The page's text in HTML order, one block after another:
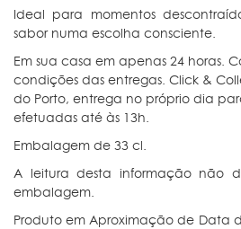
Ideal para momentos
sabor numa escolha consciente.
Em sua casa em apenas 24 horas.
condições das entregas. Click &
do Porto, entrega no próprio dia
efetuadas até às 13h.
Embalagem de 33 cl.
A leitura desta informação não
embalagem.
Produto em Aproximação de Data